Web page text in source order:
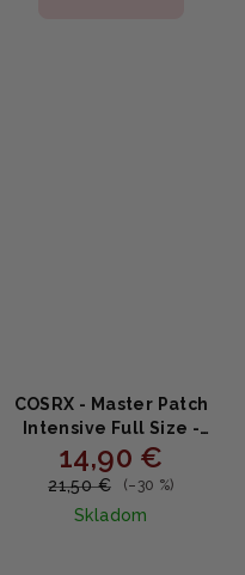
COSRX - Master Patch
Intensive Full Size -
Intenzívne náplasti na
problematickú pokožku
14,90 €
21,50 € (–30 %)
Skladom